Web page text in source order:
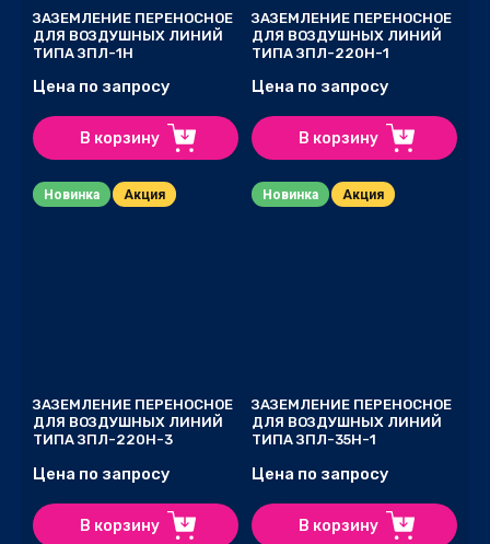
ЗАЗЕМЛЕНИЕ ПЕРЕНОСНОЕ
ДЛЯ ВОЗДУШНЫХ ЛИНИЙ
ТИПА ЗПЛ-1Н
Цена по запросу
В корзину
ЗАЗЕМЛЕНИЕ ПЕРЕНОСНОЕ
ДЛЯ ВОЗДУШНЫХ ЛИНИЙ
ТИПА ЗПЛ-220Н-1
Цена по запросу
В корзину
Новинка Акция
ЗАЗЕМЛЕНИЕ ПЕРЕНОСНОЕ
ДЛЯ ВОЗДУШНЫХ ЛИНИЙ
ТИПА ЗПЛ-220Н-3
Цена по запросу
В корзину
Новинка Акция
ЗАЗЕМЛЕНИЕ ПЕРЕНОСНОЕ
ДЛЯ ВОЗДУШНЫХ ЛИНИЙ
ТИПА ЗПЛ-35Н-1
Цена по запросу
В корзину